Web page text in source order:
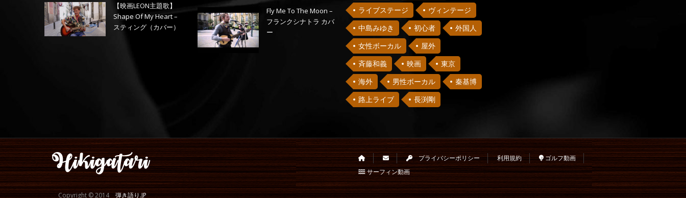
【映画LEON主題歌】
Shape Of My Heart –
スティング（カバー）
Fly Me To The Moon –
フランクシナトラ カバ
ー
ライブステージ
ヴィンテージ
中島みゆき
初心者
外国人
女性ボーカル
屋外
斉藤和義
映画
東京
海外
男性ボーカル
秦基博
路上ライブ
長渕剛
Copyright © 2014弾き語り.JP
プライバシーポリシー 利用規約
ゴルフ動画
サーフィン動画